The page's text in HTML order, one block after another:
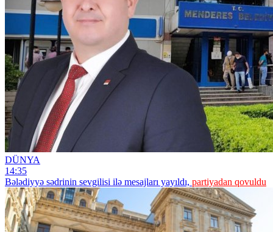
DÜNYA
14:35
Bələdiyyə sədrinin sevgilisi ilə mesajları yayıldı, partiyadan qovuldu